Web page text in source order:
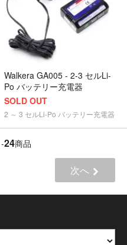
Walkera GA005 - 2-3 セルLi-
Po バッテリー充電器
SOLD OUT
2 ～ 3 セルLi-Po バッテリー充電器
-24商品
次へ